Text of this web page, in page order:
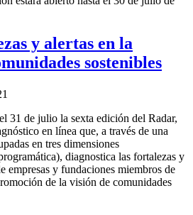
y alertas en la
sostenibles
31 de julio la sexta edición del Radar,
en línea que, a través de una
en tres dimensiones
diagnostica las fortalezas y
empresas y fundaciones miembros de
de la visión de comunidades